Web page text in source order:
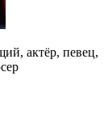
актёр, певец,